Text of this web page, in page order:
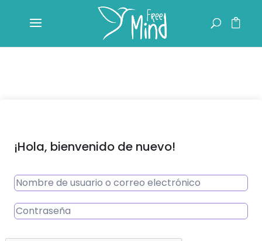
¡Hola, bienvenido de nuevo!